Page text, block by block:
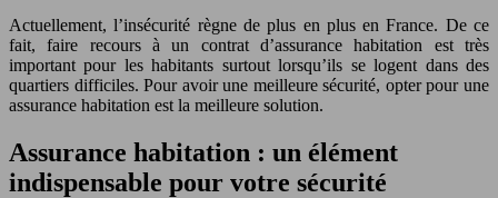
Actuellement, l’insécurité règne de plus en plus en France. De ce
fait, faire recours à un contrat d’assurance habitation est très
important pour les habitants surtout lorsqu’ils se logent dans des
quartiers difficiles. Pour avoir une meilleure sécurité, opter pour une
assurance habitation est la meilleure solution.
Assurance habitation : un élément
indispensable pour votre sécurité